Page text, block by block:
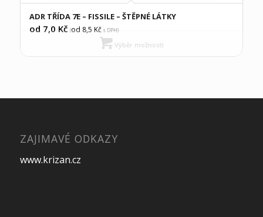
ADR TŘÍDA 7E – FISSILE – ŠTĚPNÉ LÁTKY
od 7,0 Kč (od 8,5 Kčs DPH)
Výběr možností
ZAJIMAVÉ ODKAZY
www.krizan.cz